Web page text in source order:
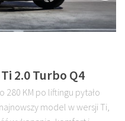
2.0 Turbo Q4
280 KM po liftingu pytało
model w wersji Ti,